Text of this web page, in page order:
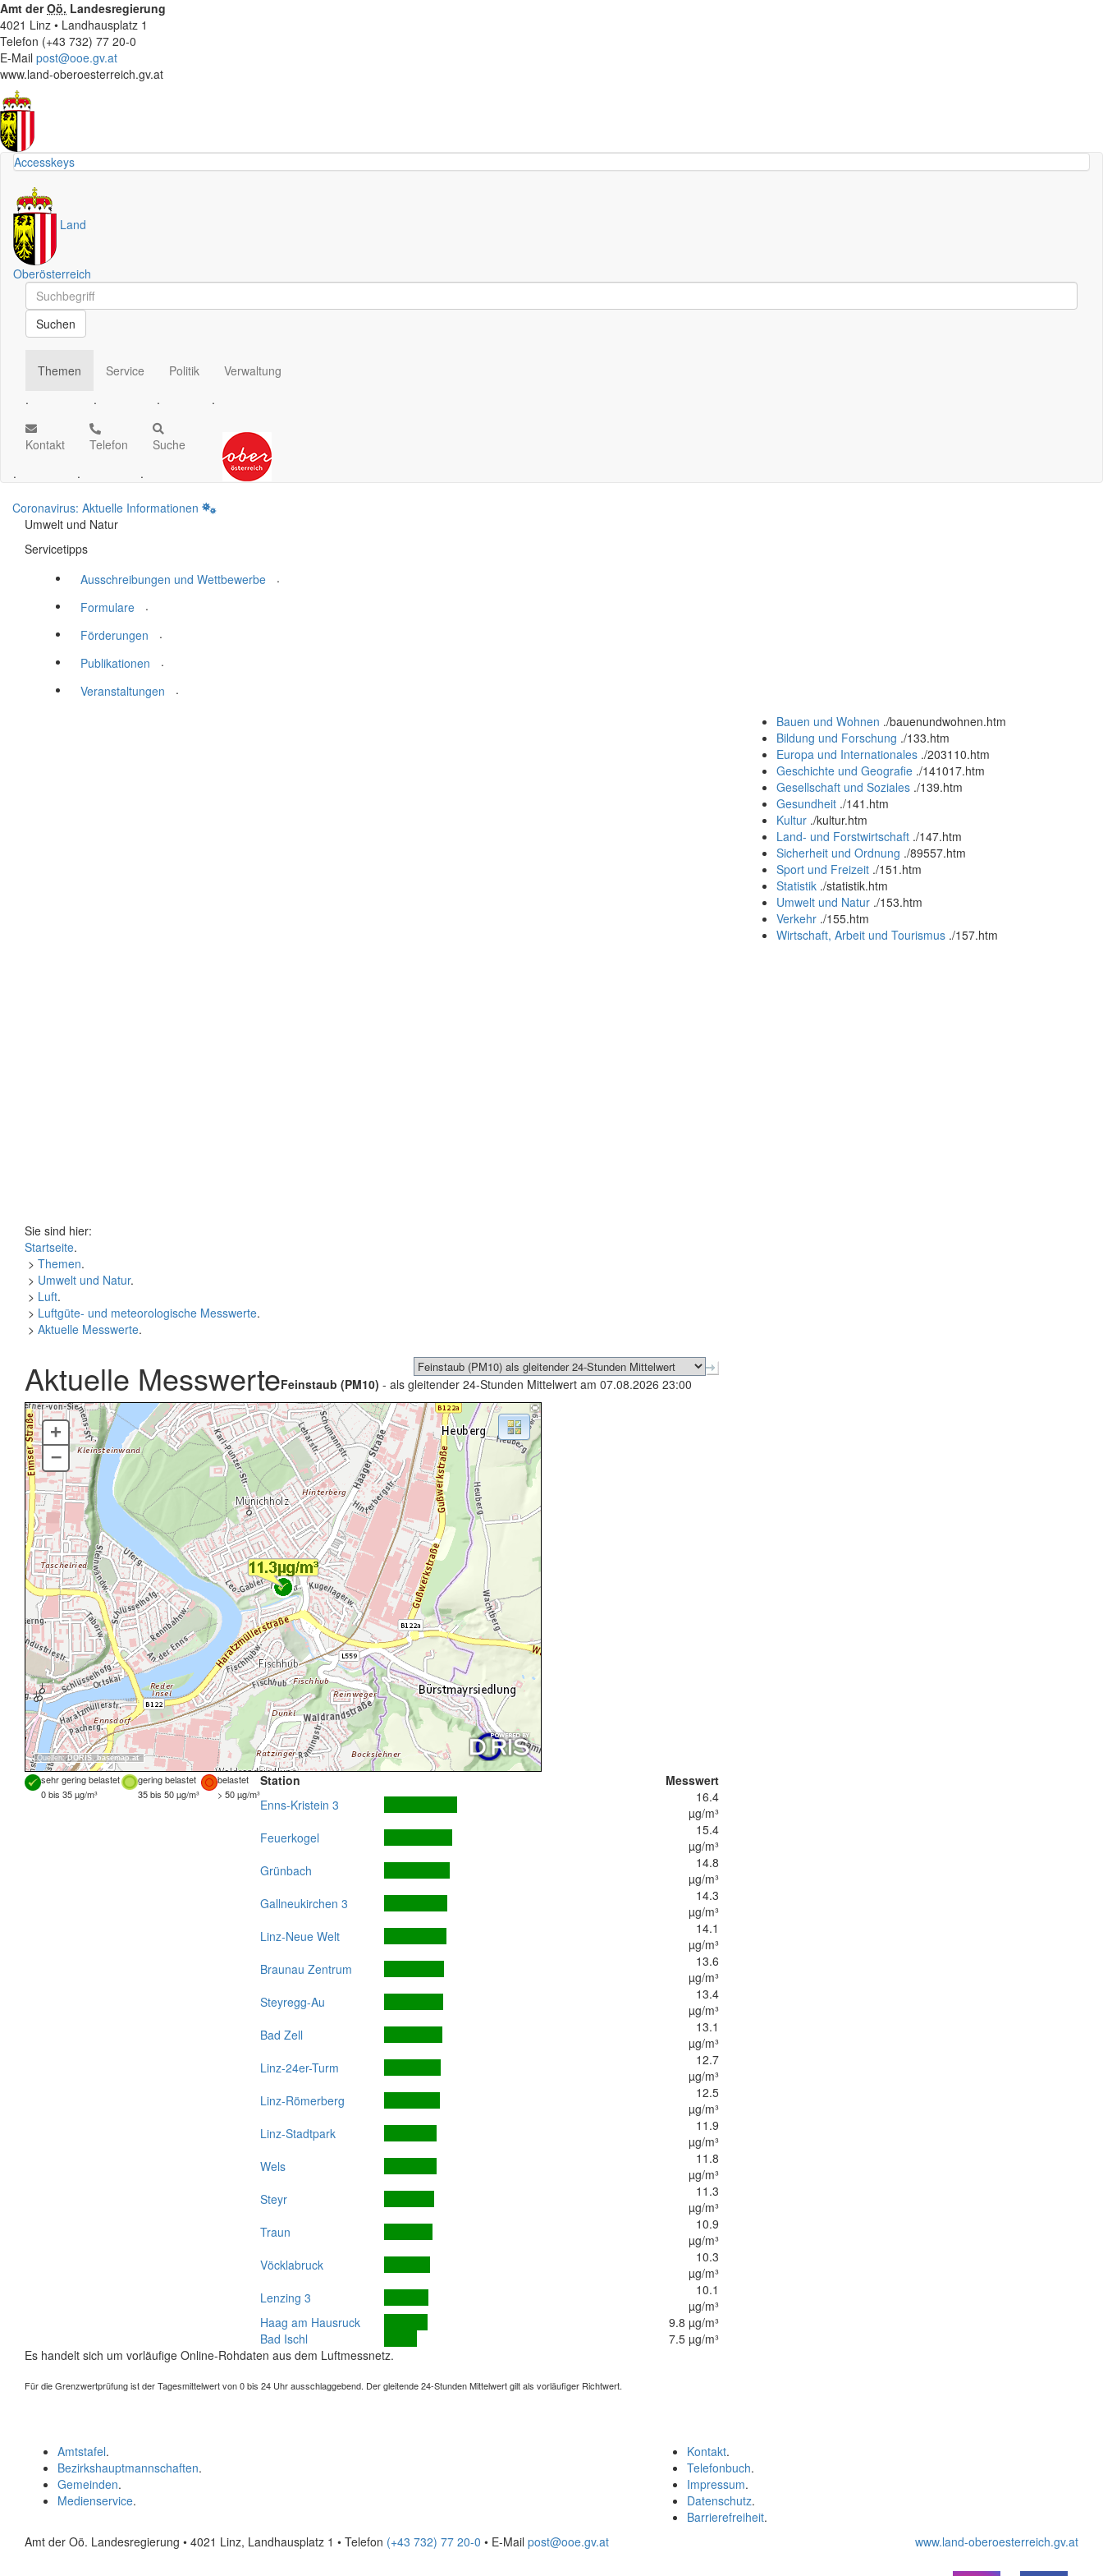
Amt derOö. Landesregierung
4021 Linz • Landhausplatz 1
Telefon (+43 732) 77 20-0
E-Mail post@ooe.gv.at
www.land-oberoesterreich.gv.at
Accesskeys
Land
Oberösterreich
Schnellsuche
Schnellsuche
Suchen
Themen
.
Service
.
Politik
.
Verwaltung
.
Kontakt
.
Telefon
.
Suche
.
Coronavirus: Aktuelle Informationen
Umwelt und Natur
Servicetipps
Ausschreibungen und Wettbewerbe
.
Formulare
.
Förderungen
.
Publikationen
.
Veranstaltungen
.
Bauen und Wohnen ./bauenundwohnen.htm
Bildung und Forschung ./133.htm
Europa und Internationales ./203110.htm
Geschichte und Geografie ./141017.htm
Gesellschaft und Soziales ./139.htm
Gesundheit ./141.htm
Kultur ./kultur.htm
Land- und Forstwirtschaft ./147.htm
Sicherheit und Ordnung ./89557.htm
Sport und Freizeit ./151.htm
Statistik ./statistik.htm
Umwelt und Natur ./153.htm
Verkehr ./155.htm
Wirtschaft, Arbeit und Tourismus ./157.htm
Sie sind hier:
Startseite.
> Themen.
> Umwelt und Natur.
> Luft.
> Luftgüte- und meteorologische Messwerte.
> Aktuelle Messwerte.
Aktuelle MesswerteFeinstaub (PM10) - als gleitender 24-Stunden Mittelwert am 07.08.2026 23:00
Quellen:DORIS, basemap.at
+
–
sehr gering belastet gering belastet
belastet
0 bis 35 µg/m³
35 bis 50 µg/m³ > 50 µg/m³
Station
Messwert
Enns-Kristein 3
16.4
µg/m³
Feuerkogel
15.4
µg/m³
Grünbach
14.8
µg/m³
Gallneukirchen 3
14.3
µg/m³
Linz-Neue Welt
14.1
µg/m³
Braunau Zentrum
13.6
µg/m³
Steyregg-Au
13.4
µg/m³
Bad Zell
13.1
µg/m³
Linz-24er-Turm
12.7
µg/m³
Linz-Römerberg
12.5
µg/m³
Linz-Stadtpark
11.9
µg/m³
Wels
11.8
µg/m³
Steyr
11.3
µg/m³
Traun
10.9
µg/m³
Vöcklabruck
10.3
µg/m³
Lenzing 3
10.1
µg/m³
Haag am Hausruck
9.8 µg/m³
Bad Ischl
7.5 µg/m³
Es handelt sich um vorläufige Online-Rohdaten aus dem Luftmessnetz.
Für die Grenzwertprüfung ist der Tagesmittelwert von 0 bis 24 Uhr ausschlaggebend. Der gleitende 24-Stunden Mittelwert gilt als vorläufiger Richtwert.
Kontakt.
Telefonbuch.
Impressum.
Datenschutz.
Barrierefreiheit.
Amtstafel.
Bezirkshauptmannschaften.
Gemeinden.
Medienservice.
Amt der Oö. Landesregierung • 4021 Linz, Landhausplatz 1 • Telefon (+43 732) 77 20-0 • E-Mail post@ooe.gv.at www.land-oberoesterreich.gv.at